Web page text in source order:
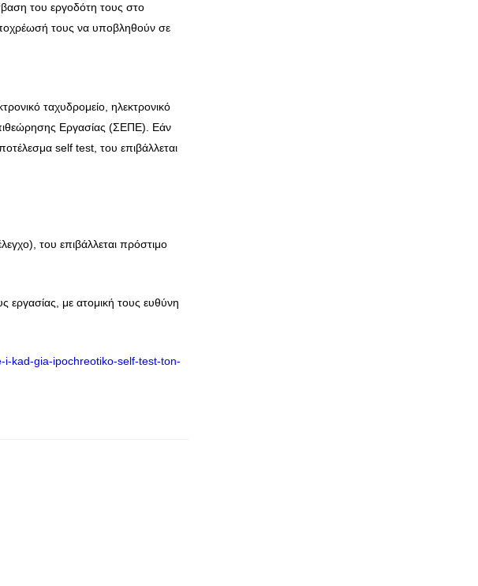
του εργοδότη τους στο
τους να υποβληθούν σε
ταχυδρομείο, ηλεκτρονικό
Εργασίας (ΣΕΠΕ). Εάν
self test, του επιβάλλεται
του επιβάλλεται πρόστιμο
με ατομική τους ευθύνη
i-kad-gia-ipochreotiko-self-test-ton-